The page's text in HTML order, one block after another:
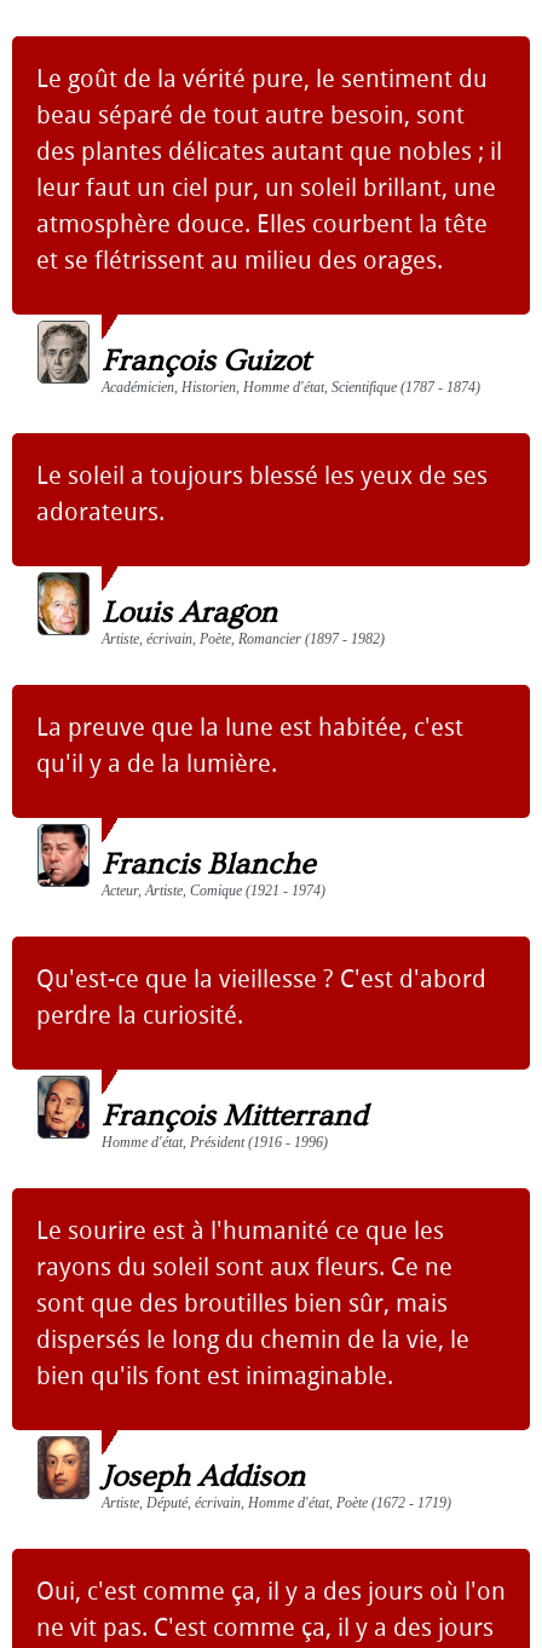
Le goût de la vérité pure, le sentiment du
beau séparé de tout autre besoin, sont
des plantes délicates autant que nobles ; il
leur faut un ciel pur, un soleil brillant, une
atmosphère douce. Elles courbent la tête
et se flétrissent au milieu des orages.
François Guizot
Académicien, Historien, Homme d'état, Scientifique (1787 - 1874)
Le soleil a toujours blessé les yeux de ses
adorateurs.
Louis Aragon
Artiste, écrivain, Poète, Romancier (1897 - 1982)
La preuve que la lune est habitée, c'est
qu'il y a de la lumière.
Francis Blanche
Acteur, Artiste, Comique (1921 - 1974)
Qu'est-ce que la vieillesse ? C'est d'abord
perdre la curiosité.
François Mitterrand
Homme d'état, Président (1916 - 1996)
Le sourire est à l'humanité ce que les
rayons du soleil sont aux fleurs. Ce ne
sont que des broutilles bien sûr, mais
dispersés le long du chemin de la vie, le
bien qu'ils font est inimaginable.
Joseph Addison
Artiste, Député, écrivain, Homme d'état, Poète (1672 - 1719)
Oui, c'est comme ça, il y a des jours où l'on
ne vit pas. C'est comme ça, il y a des jours